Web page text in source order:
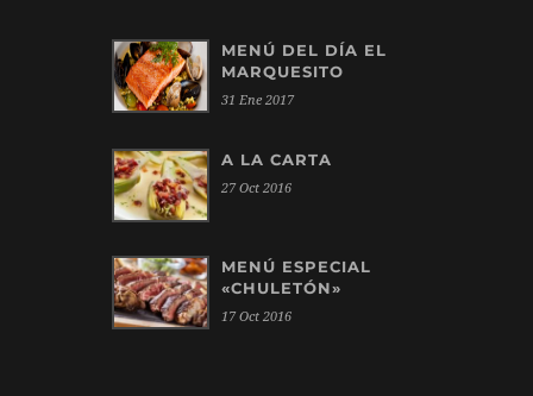
MENÚ DEL DÍA EL
MARQUESITO
31 Ene 2017
A LA CARTA
27 Oct 2016
MENÚ ESPECIAL
«CHULETÓN»
17 Oct 2016